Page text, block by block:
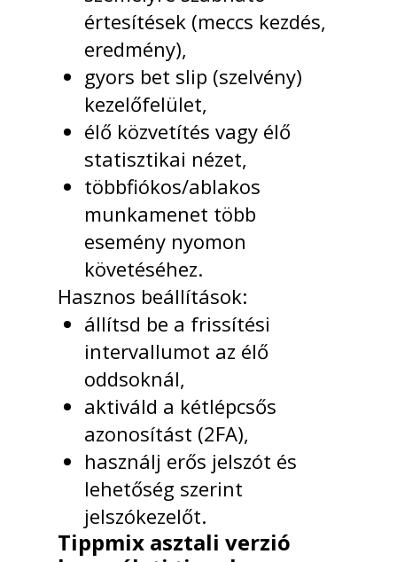
értesítések (meccs kezdés,
eredmény),
gyors bet slip (szelvény)
kezelőfelület,
élő közvetítés vagy élő
statisztikai nézet,
többfiókos/ablakos
munkamenet több
esemény nyomon
követéséhez.
Hasznos beállítások:
állítsd be a frissítési
intervallumot az élő
oddsoknál,
aktiváld a kétlépcsős
azonosítást (2FA),
használj erős jelszót és
lehetőség szerint
jelszókezelőt.
Tippmix asztali verzió